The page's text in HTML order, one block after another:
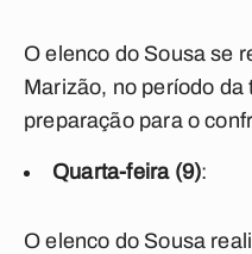
O elenco do Sousa se
Marizão, no período
preparação para o
Quarta-feira (9):
O elenco do Sousa